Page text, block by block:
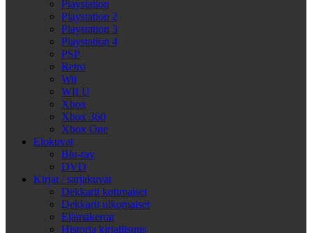
Playstation
Playstation 2
Playstation 3
Playstation 4
PSP
Retro
Wii
WII U
Xbox
Xbox 360
Xbox One
Elokuvat
Blu-ray
DVD
Kirjat / sarjakuvat
Dekkarit kotimaiset
Dekkarit ulkomaiset
Elämäkerrat
Historia kirjallisuus